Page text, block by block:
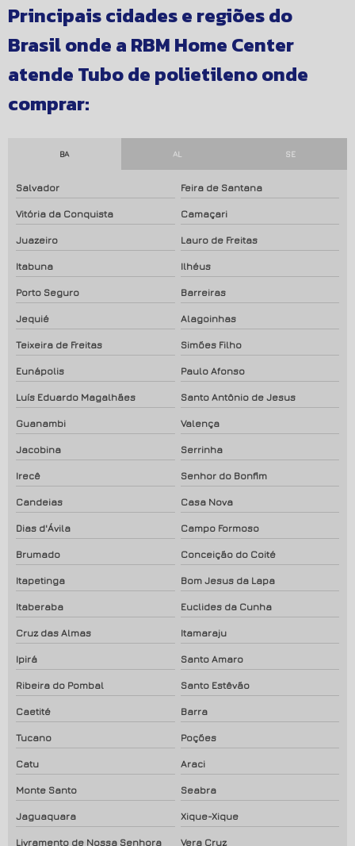
Principais cidades e regiões do
Brasil onde a RBM Home Center
atende Tubo de polietileno onde
comprar:
BA AL SE
Salvador Feira de Santana
Vitória da Conquista Camaçari
Juazeiro Lauro de Freitas
Itabuna Ilhéus
Porto Seguro Barreiras
Jequié Alagoinhas
Teixeira de Freitas Simões Filho
Eunápolis Paulo Afonso
Luís Eduardo Magalhães Santo Antônio de Jesus
Guanambi Valença
Jacobina Serrinha
Irecê Senhor do Bonfim
Candeias Casa Nova
Dias d'Ávila Campo Formoso
Brumado Conceição do Coité
Itapetinga Bom Jesus da Lapa
Itaberaba Euclides da Cunha
Cruz das Almas Itamaraju
Ipirá Santo Amaro
Ribeira do Pombal Santo Estêvão
Caetité Barra
Tucano Poções
Catu Araci
Monte Santo Seabra
Jaguaquara Xique-Xique
Livramento de Nossa Senhora Vera Cruz